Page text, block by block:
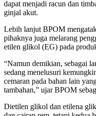
dapat menjadi racun dan
ginjal akut.
Lebih lanjut BPOM
pihaknya juga melarang
etilen glikol (EG) pada
“Namun demikian, sebagai
sedang menelusuri
cemaran pada bahan lain
tambahan,” ujar BPOM
Dietilen glikol dan etilena